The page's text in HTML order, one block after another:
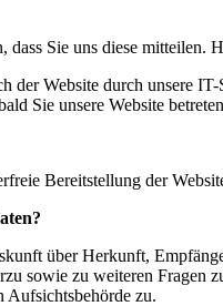
dass Sie uns diese
der Website durch unsere
Sie unsere Website
Bereitstellung der
über Herkunft,
sowie zu weiteren Fragen
Aufsichtsbehörde zu.